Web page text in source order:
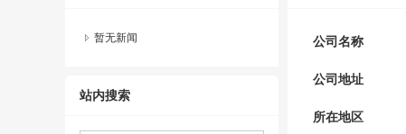
暂无新闻
站内搜索
公司名称
公司地址
所在地区